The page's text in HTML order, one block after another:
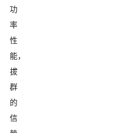
功
率
性
能，
拔
群
的
信